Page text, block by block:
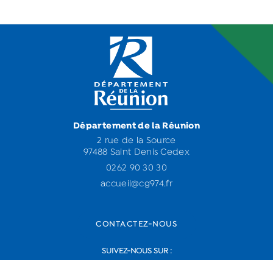
Département de la Réunion
2 rue de la Source
97488 Saint Denis Cedex
0262 90 30 30
accueil@cg974.fr
CONTACTEZ-NOUS
SUIVEZ-NOUS SUR :